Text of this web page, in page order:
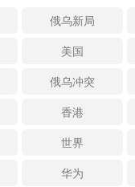
俄乌新局
美国
俄乌冲突
香港
世界
华为